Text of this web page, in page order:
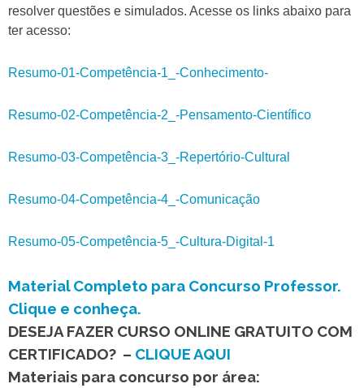
resolver questões e simulados. Acesse os links abaixo para
ter acesso:
Resumo-01-Competência-1_-Conhecimento-
Resumo-02-Competência-2_-Pensamento-Científico
Resumo-03-Competência-3_-Repertório-Cultural
Resumo-04-Competência-4_-Comunicação
Resumo-05-Competência-5_-Cultura-Digital-1
Material Completo para Concurso Professor.
Clique e conheça.
DESEJA FAZER CURSO ONLINE GRATUITO COM
CERTIFICADO? – CLIQUE AQUI
Materiais para concurso por área: